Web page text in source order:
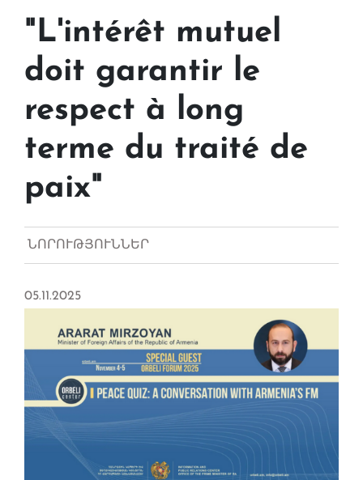
"L'intérêt mutuel
doit garantir le
respect à long
terme du traité de
paix"
ՆՈՐՈՒԹՅՈՒՆՆԵՐ
05.11.2025